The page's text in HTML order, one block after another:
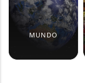
MUNDO